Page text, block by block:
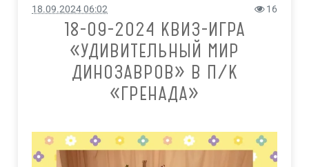
18.09.2024 06:02 16
18-09-2024 КВИЗ-ИГРА
«УДИВИТЕЛЬНЫЙ МИР
ДИНОЗАВРОВ» В П/К
«ГРЕНАДА»